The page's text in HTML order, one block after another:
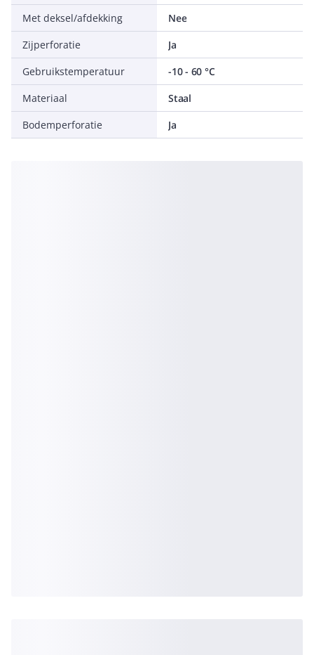
Met deksel/afdekking
Nee
Zijperforatie
Ja
Gebruikstemperatuur
-10 - 60 °C
Materiaal
Staal
Bodemperforatie
Ja